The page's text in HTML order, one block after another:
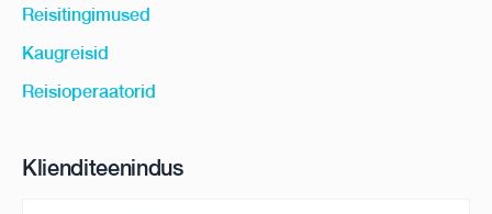
Reisitingimused
Kaugreisid
Reisioperaatorid
Klienditeenindus